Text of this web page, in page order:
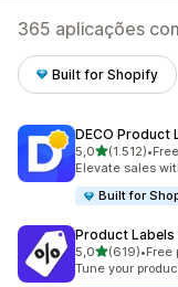
365 aplicações
Built for Shopify
DECO Product
5,0de 5 estrelas
(1.512)
1512 total de•
Elevate sales
Built for
Product
5,0de 5 estrelas
(619)
619 total de
•Free
Tune your